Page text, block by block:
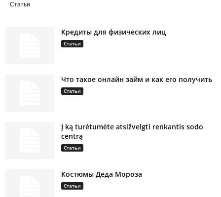
Статьи
Кредиты для физических лиц
Статьи
Что такое онлайн займ и как его получить
Статьи
Į ką turėtumėte atsižvelgti renkantis sodo
centrą
Статьи
Костюмы Деда Мороза
Статьи